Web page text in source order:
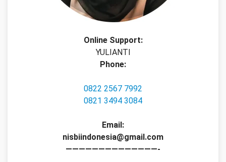
Online Support:
YULIANTI
Phone:
0822 2567 7992
0821 3494 3084
Email:
nisbiindonesia@gmail.com
——————————————-